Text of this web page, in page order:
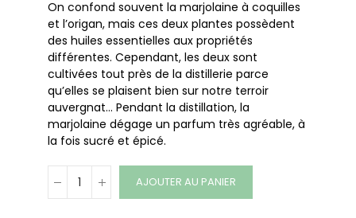
On confond souvent la marjolaine à coquilles
et l’origan, mais ces deux plantes possèdent
des huiles essentielles aux propriétés
différentes. Cependant, les deux sont
cultivées tout près de la distillerie parce
qu’elles se plaisent bien sur notre terroir
auvergnat… Pendant la distillation, la
marjolaine dégage un parfum très agréable, à
la fois sucré et épicé.
AJOUTER AU PANIER